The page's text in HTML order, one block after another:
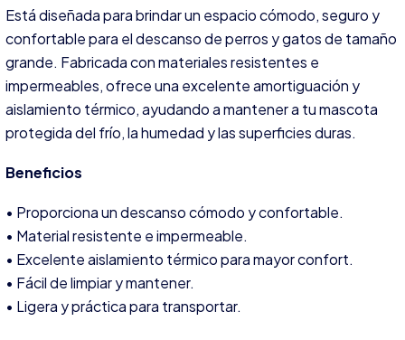
Está diseñada para brindar un espacio cómodo, seguro y
confortable para el descanso de perros y gatos de tamaño
grande. Fabricada con materiales resistentes e
impermeables, ofrece una excelente amortiguación y
aislamiento térmico, ayudando a mantener a tu mascota
protegida del frío, la humedad y las superficies duras.
Beneficios
• Proporciona un descanso cómodo y confortable.
• Material resistente e impermeable.
• Excelente aislamiento térmico para mayor confort.
• Fácil de limpiar y mantener.
• Ligera y práctica para transportar.